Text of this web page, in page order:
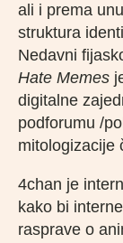
ali i prema
struktura
Nedavni
Hate Memes
digitalne
podforumu /
mitologizacije
4chan je
kako bi
rasprave o